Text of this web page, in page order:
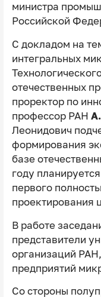
министра
Российской
С докладом на
интегральных
отечественных
проректор по
профессор РАН
Леонидович
формирования
базе
году
первого
проектирования
В работе
представители
организаций
предприятий
Со стороны